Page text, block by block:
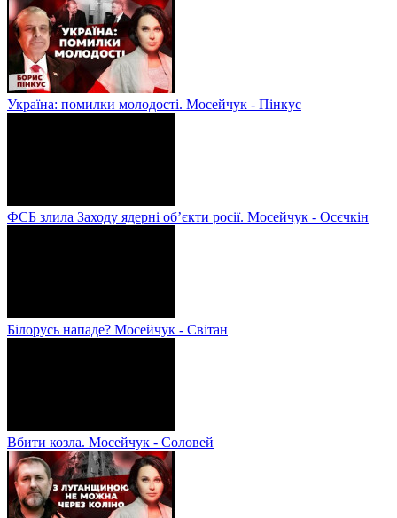
Україна: помилки молодості. Мосейчук - Пінкус
ФСБ злила Заходу ядерні об’єкти росії. Мосейчук - Осєчкін
Білорусь нападе? Мосейчук - Світан
Вбити козла. Мосейчук - Соловей